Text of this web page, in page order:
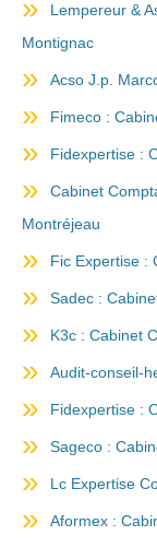
Lempereur &
Montignac
Acso J.p.
Fimeco :
Fidexpertise :
Cabinet
Montréjeau
Fic Expertise :
Sadec :
K3c : Cabinet
Audit-conseil-
Fidexpertise :
Sageco :
Lc Expertise
Aformex :